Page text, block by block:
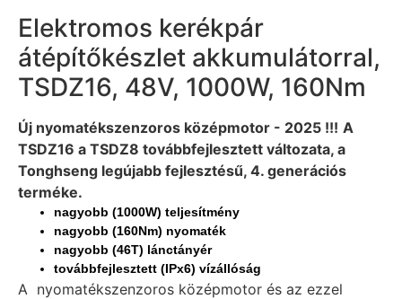
Elektromos kerékpár
átépítőkészlet akkumulátorral,
TSDZ16, 48V, 1000W, 160Nm
Új nyomatékszenzoros középmotor - 2025 !!! A
TSDZ16 a TSDZ8 továbbfejlesztett változata, a
Tonghseng legújabb fejlesztésű, 4. generációs
terméke.
nagyobb (1000W) teljesítmény
nagyobb (160Nm) nyomaték
nagyobb (46T) lánctányér
továbbfejlesztett (IPx6) vízállóság
A nyomatékszenzoros középmotor és az ezzel